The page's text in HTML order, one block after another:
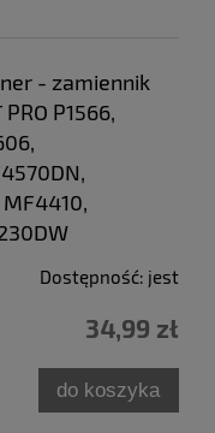
- zamiennik
P1566,
Dostępność: jest
34,99 zł
do koszyka